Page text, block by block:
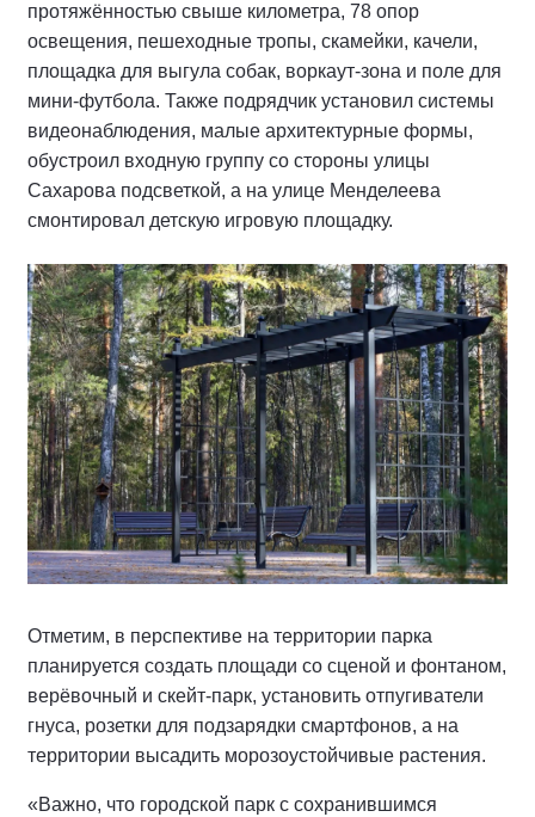
протяжённостью свыше километра, 78 опор
освещения, пешеходные тропы, скамейки, качели,
площадка для выгула собак, воркаут-зона и поле для
мини-футбола. Также подрядчик установил системы
видеонаблюдения, малые архитектурные формы,
обустроил входную группу со стороны улицы
Сахарова подсветкой, а на улице Менделеева
смонтировал детскую игровую площадку.
Отметим, в перспективе на территории парка
планируется создать площади со сценой и фонтаном,
верёвочный и скейт-парк, установить отпугиватели
гнуса, розетки для подзарядки смартфонов, а на
территории высадить морозоустойчивые растения.
«Важно, что городской парк с сохранившимся